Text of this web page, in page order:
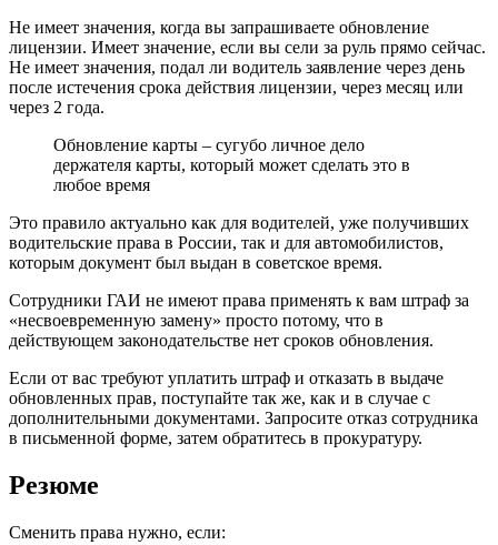
Не имеет значения, когда вы запрашиваете обновление
лицензии. Имеет значение, если вы сели за руль прямо сейчас.
Не имеет значения, подал ли водитель заявление через день
после истечения срока действия лицензии, через месяц или
через 2 года.
Обновление карты – сугубо личное дело
держателя карты, который может сделать это в
любое время
Это правило актуально как для водителей, уже получивших
водительские права в России, так и для автомобилистов,
которым документ был выдан в советское время.
Сотрудники ГАИ не имеют права применять к вам штраф за
«несвоевременную замену» просто потому, что в
действующем законодательстве нет сроков обновления.
Если от вас требуют уплатить штраф и отказать в выдаче
обновленных прав, поступайте так же, как и в случае с
дополнительными документами. Запросите отказ сотрудника
в письменной форме, затем обратитесь в прокуратуру.
Резюме
Сменить права нужно, если: